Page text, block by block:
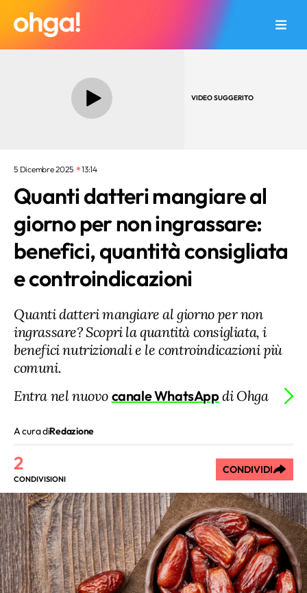
VIDEO SUGGERITO
5 Dicembre 2025 13:14
Quanti datteri mangiare al
giorno per non ingrassare:
benefici, quantità consigliata
e controindicazioni
Quanti datteri mangiare al giorno per non
ingrassare? Scopri la quantità consigliata, i
benefici nutrizionali e le controindicazioni più
comuni.
Entra nel nuovo canale WhatsAppdi Ohga
A cura diRedazione
2
CONDIVISIONI
CONDIVIDI